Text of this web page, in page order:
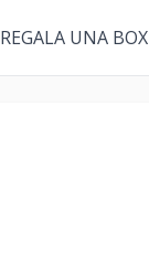
REGALA UNA BOX